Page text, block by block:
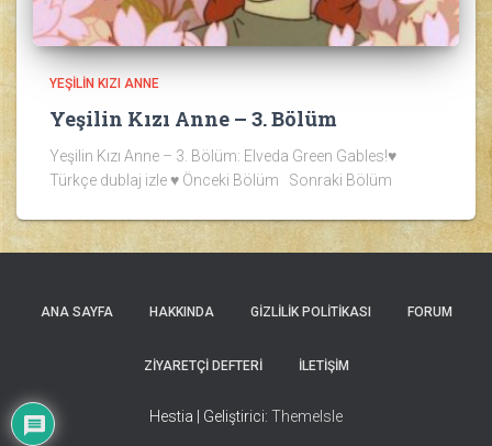
YEŞILIN KIZI ANNE
Yeşilin Kızı Anne – 3. Bölüm
Yeşilin Kızı Anne – 3. Bölüm: Elveda Green Gables!♥
Türkçe dublaj izle ♥ Önceki Bölüm Sonraki Bölüm
ANA SAYFA HAKKINDA GIZLILIK POLITIKASI FORUM
ZIYARETÇI DEFTERI İLETIŞIM
Hestia | Geliştirici: ThemeIsle